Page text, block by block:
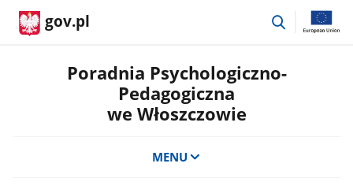
gov.pl
przejdź
Poradnia Psychologiczno-
Pedagogiczna
we Włoszczowie
MENU